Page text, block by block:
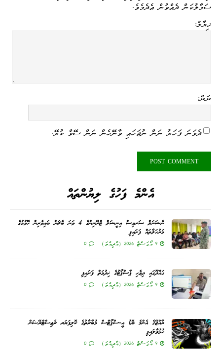
ސަމާލުކަން ދެއްވުން އެދެމެވެ.
ޚިޔާލު:
ނަން:
ދެވަނަ ފަހަރު ނަން ނުޖަހައި ވާނޭހެން ނަން ސޭވް ކުރޭ.
އެންމެ ފަހުގެ ލިޔުންތައް
ނެޝަނަލް ސަރވިސް އިނީޝަލް ޓްރޭނިންގެ 4 ވަނަ ބެޗަށް ބައިވެރިން ހޮވުމުގެ
މަރުހަލާތައް ފަށައިފި
9 އޯގަސްޓް 2026 (އާދީއްތަ) 0
ގައްދޫގައި ދިވެހި ޕާސްޕޯޓުގެ ޚިދުމަތް ފަށައިފި
9 އޯގަސްޓް 2026 (އާދީއްތަ) 0
ރާއްޖޭގެ އެންމެ ބޮޑު އީ-ސްޕޯޓްސް މުބާރާތުގެ ކޮލިފަޔަރ ރެޖިސްޓްރޭޝަން
ހުޅުވާލައިފި
9 އޯގަސްޓް 2026 (އާދީއްތަ) 0